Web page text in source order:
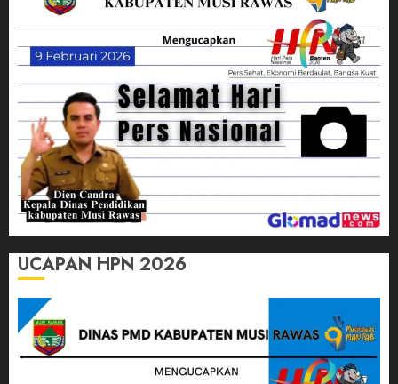
UCAPAN HPN 2026